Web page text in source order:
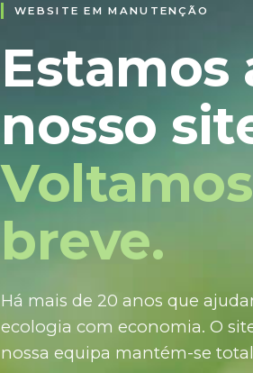
WEBSITE EM MANUTENÇÃO
Estamos
nosso
breve.
Há mais de 20 anos que
ecologia com economia. O
nossa equipa mantém-se